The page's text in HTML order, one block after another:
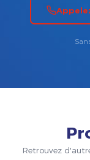
Retrouvez